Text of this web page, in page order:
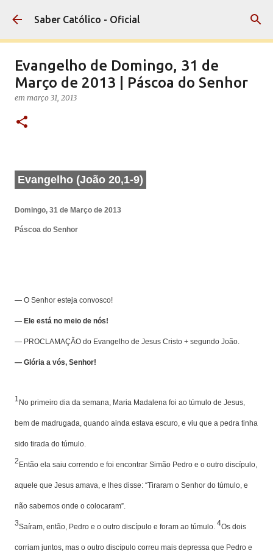
Pular para o conteúdo principal
Saber Católico - Oficial
Evangelho de Domingo, 31 de
Março de 2013 | Páscoa do Senhor
em março 31, 2013
Evangelho (João 20,1-9)
Domingo, 31 de Março de 2013
Páscoa do Senhor
— O Senhor esteja convosco!
— Ele está no meio de nós!
— PROCLAMAÇÃO do Evangelho de Jesus Cristo + segundo João.
— Glória a vós, Senhor!
1 No primeiro dia da semana, Maria Madalena foi ao túmulo de Jesus,
bem de madrugada, quando ainda estava escuro, e viu que a pedra tinha
sido tirada do túmulo.
2 Então ela saiu correndo e foi encontrar Simão Pedro e o outro discípulo,
aquele que Jesus amava, e lhes disse: “Tiraram o Senhor do túmulo, e
não sabemos onde o colocaram”.
3Saíram, então, Pedro e o outro discípulo e foram ao túmulo. 4Os dois
corriam juntos, mas o outro discípulo correu mais depressa que Pedro e